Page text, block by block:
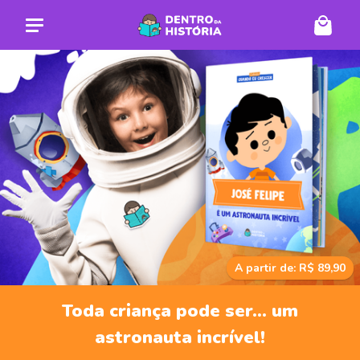
A partir de: R$ 89,90
Toda criança pode ser... um
astronauta incrível!